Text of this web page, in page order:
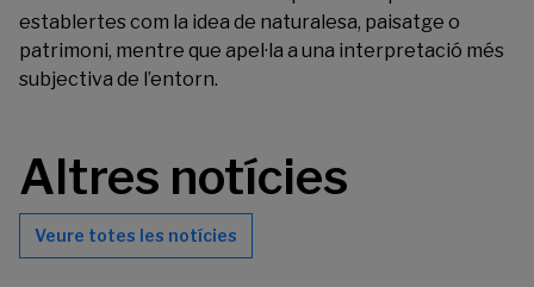
establertes com la idea de naturalesa, paisatge o
patrimoni, mentre que apel·la a una interpretació més
subjectiva de l’entorn.
Altres notícies
Veure totes les notícies